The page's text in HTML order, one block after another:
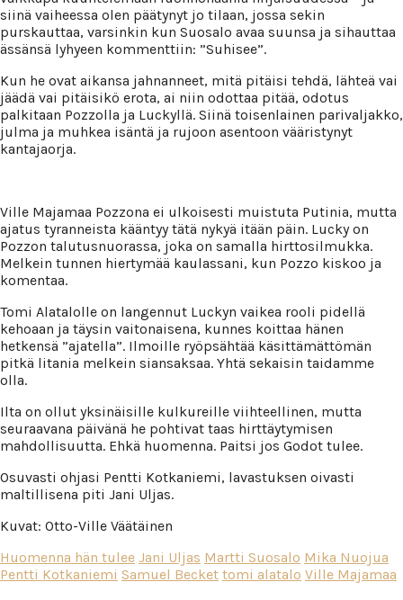
siinä vaiheessa olen päätynyt jo tilaan, jossa sekin
purskauttaa, varsinkin kun Suosalo avaa suunsa ja sihauttaa
ässänsä lyhyeen kommenttiin: ”Suhisee”.
Kun he ovat aikansa jahnanneet, mitä pitäisi tehdä, lähteä vai
jäädä vai pitäisikö erota, ai niin odottaa pitää, odotus
palkitaan Pozzolla ja Luckyllä. Siinä toisenlainen parivaljakko,
julma ja muhkea isäntä ja rujoon asentoon vääristynyt
kantajaorja.
Ville Majamaa Pozzona ei ulkoisesti muistuta Putinia, mutta
ajatus tyranneista kääntyy tätä nykyä itään päin. Lucky on
Pozzon talutusnuorassa, joka on samalla hirttosilmukka.
Melkein tunnen hiertymää kaulassani, kun Pozzo kiskoo ja
komentaa.
Tomi Alatalolle on langennut Luckyn vaikea rooli pidellä
kehoaan ja täysin vaitonaisena, kunnes koittaa hänen
hetkensä ”ajatella”. Ilmoille ryöpsähtää käsittämättömän
pitkä litania melkein siansaksaa. Yhtä sekaisin taidamme
olla.
Ilta on ollut yksinäisille kulkureille viihteellinen, mutta
seuraavana päivänä he pohtivat taas hirttäytymisen
mahdollisuutta. Ehkä huomenna. Paitsi jos Godot tulee.
Osuvasti ohjasi Pentti Kotkaniemi, lavastuksen oivasti
maltillisena piti Jani Uljas.
Kuvat: Otto-Ville Väätäinen
Huomenna hän tulee Jani Uljas Martti Suosalo Mika Nuojua
Pentti Kotkaniemi Samuel Becket tomi alatalo Ville Majamaa